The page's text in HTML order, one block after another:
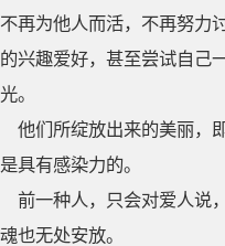
不再为他人而活，不再努力
的兴趣爱好，甚至尝试自己
光。
他们所绽放出来的美丽，
是具有感染力的。
前一种人，只会对爱人说
魂也无处安放。